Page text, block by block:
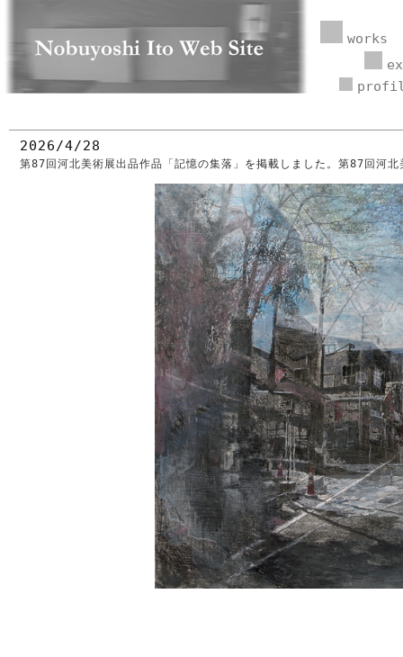
works
2026/4/28
第87回河北美術展出品作品「記憶の集落」 を掲載しました。 第87回河北